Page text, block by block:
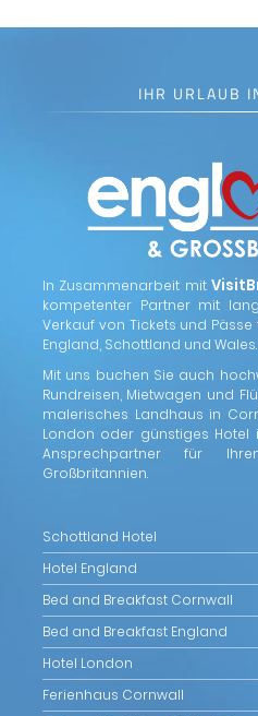
IHR URLAUB
In Zusammenarbeit mit
kompetenter Partner mit
Verkauf von Tickets und
England, Schottland und Wales.
Mit uns buchen Sie auch
Rundreisen, Mietwagen und
malerisches Landhaus in
London oder günstiges
Ansprechpartner für
Großbritannien.
Schottland Hotel
Hotel England
Bed and Breakfast Cornwall
Bed and Breakfast England
Hotel London
Ferienhaus Cornwall